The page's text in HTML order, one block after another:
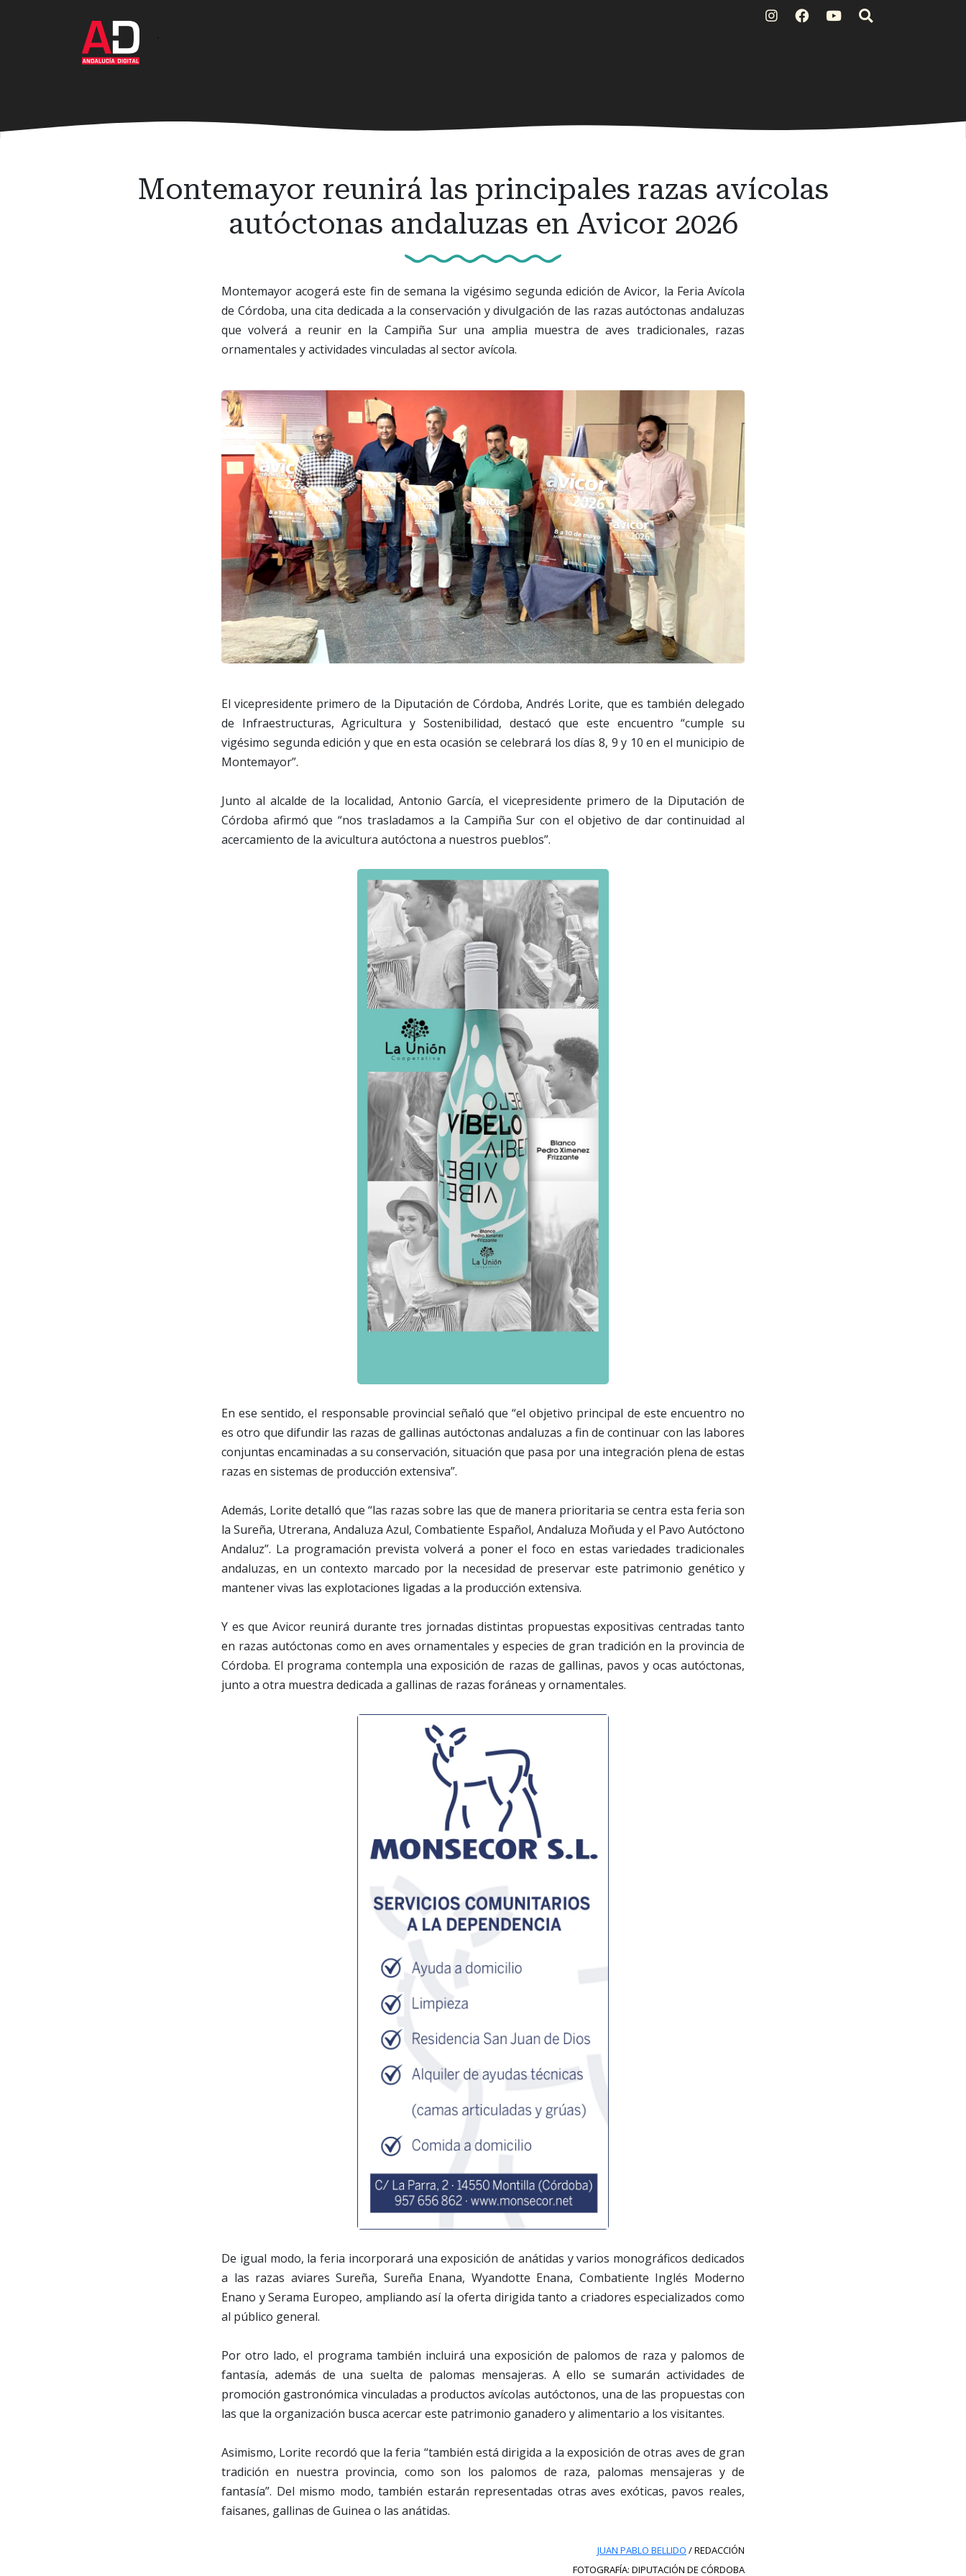
Montemayor reunirá las principales razas avícolas
autóctonas andaluzas en Avicor 2026
Montemayor acogerá este fin de semana la vigésimo segunda edición de Avicor, la Feria Avícola
de Córdoba, una cita dedicada a la conservación y divulgación de las razas autóctonas andaluzas
que volverá a reunir en la Campiña Sur una amplia muestra de aves tradicionales, razas
ornamentales y actividades vinculadas al sector avícola.
El vicepresidente primero de la Diputación de Córdoba, Andrés Lorite, que es también delegado
de Infraestructuras, Agricultura y Sostenibilidad, destacó que este encuentro “cumple su
vigésimo segunda edición y que en esta ocasión se celebrará los días 8, 9 y 10 en el municipio de
Montemayor”.
Junto al alcalde de la localidad, Antonio García, el vicepresidente primero de la Diputación de
Córdoba afirmó que “nos trasladamos a la Campiña Sur con el objetivo de dar continuidad al
acercamiento de la avicultura autóctona a nuestros pueblos”.
En ese sentido, el responsable provincial señaló que “el objetivo principal de este encuentro no
es otro que difundir las razas de gallinas autóctonas andaluzas a fin de continuar con las labores
conjuntas encaminadas a su conservación, situación que pasa por una integración plena de estas
razas en sistemas de producción extensiva”.
Además, Lorite detalló que “las razas sobre las que de manera prioritaria se centra esta feria son
la Sureña, Utrerana, Andaluza Azul, Combatiente Español, Andaluza Moñuda y el Pavo Autóctono
Andaluz”. La programación prevista volverá a poner el foco en estas variedades tradicionales
andaluzas, en un contexto marcado por la necesidad de preservar este patrimonio genético y
mantener vivas las explotaciones ligadas a la producción extensiva.
Y es que Avicor reunirá durante tres jornadas distintas propuestas expositivas centradas tanto
en razas autóctonas como en aves ornamentales y especies de gran tradición en la provincia de
Córdoba. El programa contempla una exposición de razas de gallinas, pavos y ocas autóctonas,
junto a otra muestra dedicada a gallinas de razas foráneas y ornamentales.
De igual modo, la feria incorporará una exposición de anátidas y varios monográficos dedicados
a las razas aviares Sureña, Sureña Enana, Wyandotte Enana, Combatiente Inglés Moderno
Enano y Serama Europeo, ampliando así la oferta dirigida tanto a criadores especializados como
al público general.
Por otro lado, el programa también incluirá una exposición de palomos de raza y palomos de
fantasía, además de una suelta de palomas mensajeras. A ello se sumarán actividades de
promoción gastronómica vinculadas a productos avícolas autóctonos, una de las propuestas con
las que la organización busca acercar este patrimonio ganadero y alimentario a los visitantes.
Asimismo, Lorite recordó que la feria “también está dirigida a la exposición de otras aves de gran
tradición en nuestra provincia, como son los palomos de raza, palomas mensajeras y de
fantasía”. Del mismo modo, también estarán representadas otras aves exóticas, pavos reales,
faisanes, gallinas de Guinea o las anátidas.
JUAN PABLO BELLIDO / REDACCIÓN
FOTOGRAFÍA: DIPUTACIÓN DE CÓRDOBA